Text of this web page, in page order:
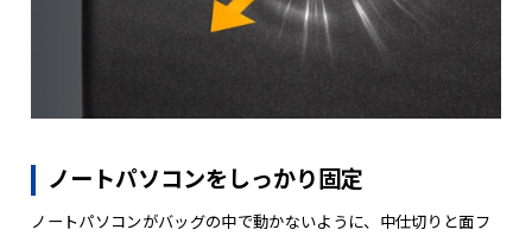
ノートパソコンをしっかり固定
ノートパソコンがバッグの中で動かないように、中仕切りと面フ